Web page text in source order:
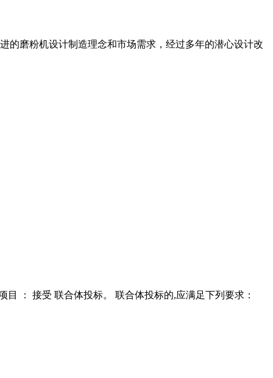
的磨粉机设计制造理念和市场需求，经过多年的潜心设计改
： 接受 联合体投标。 联合体投标的,应满足下列要求：